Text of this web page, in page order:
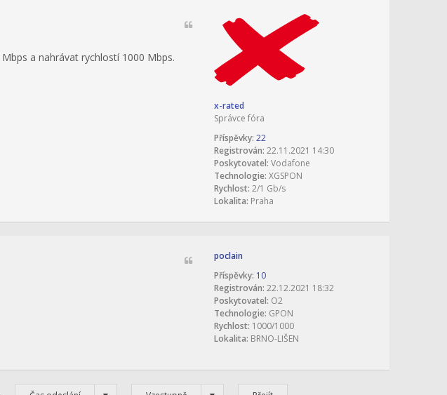
x-rated
Správce fóra
Příspěvky: 22
Registrován: 22.11.2021 14:30
Poskytovatel: Vodafone
Technologie: XGSPON
Rychlost: 2/1 Gb/s
Lokalita: Praha
a nahrávat rychlostí 1000 Mbps.
poclain
Příspěvky: 10
Registrován: 22.12.2021 18:32
Poskytovatel: O2
Technologie: GPON
Rychlost: 1000/1000
Lokalita: BRNO-LIŠEN